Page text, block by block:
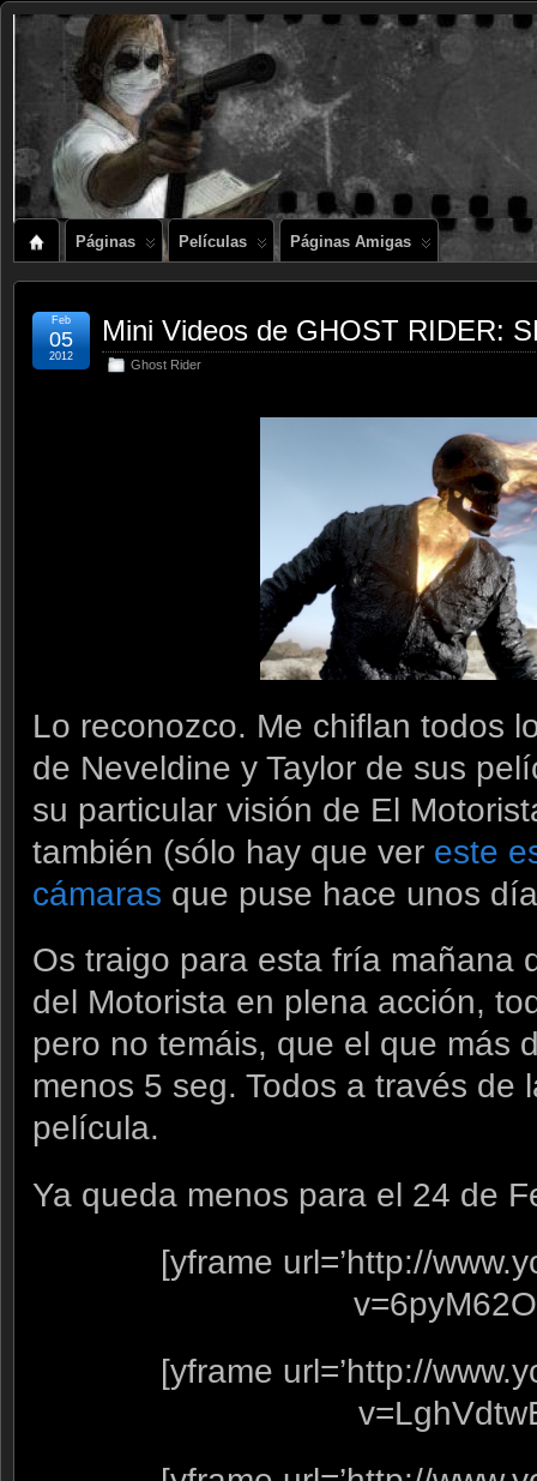
Páginas Películas Páginas Amigas
Mini Videos de GHOST RIDER:
Ghost Rider
Feb
05
2012
Lo reconozco. Me chiflan todos
de Neveldine y Taylor de sus
su particular visión de El
también (sólo hay que ver este
cámaras que puse hace unos
Os traigo para esta fría mañana
del Motorista en plena acción,
pero no temáis, que el que más
menos 5 seg. Todos a través de
película.
Ya queda menos para el 24 de
[yframe url=’http://
[yframe url=’http://